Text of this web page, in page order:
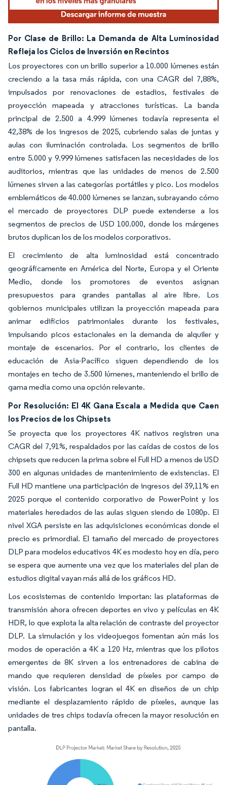
Por Clase de Brillo: La Demanda de Alta Luminosidad
Refleja los Ciclos de Inversión en Recintos
Los proyectores con un brillo superior a 10.000 lúmenes están
creciendo a la tasa más rápida, con una CAGR del 7,88%,
impulsados por renovaciones de estadios, festivales de
proyección mapeada y atracciones turísticas. La banda
principal de 2.500 a 4.999 lúmenes todavía representa el
42,38% de los ingresos de 2025, cubriendo salas de juntas y
aulas con iluminación controlada. Los segmentos de brillo
entre 5.000 y 9.999 lúmenes satisfacen las necesidades de los
auditorios, mientras que las unidades de menos de 2.500
lúmenes sirven a las categorías portátiles y pico. Los modelos
emblemáticos de 40.000 lúmenes se lanzan, subrayando cómo
el mercado de proyectores DLP puede extenderse a los
segmentos de precios de USD 100.000, donde los márgenes
brutos duplican los de los modelos corporativos.
El crecimiento de alta luminosidad está concentrado
geográficamente en América del Norte, Europa y el Oriente
Medio, donde los promotores de eventos asignan
presupuestos para grandes pantallas al aire libre. Los
gobiernos municipales utilizan la proyección mapeada para
animar edificios patrimoniales durante los festivales,
impulsando picos estacionales en la demanda de alquiler y
montaje de escenarios. Por el contrario, los clientes de
educación de Asia-Pacífico siguen dependiendo de los
montajes en techo de 3.500 lúmenes, manteniendo el brillo de
gama media como una opción relevante.
Por Resolución: El 4K Gana Escala a Medida que Caen
los Precios de los Chipsets
Se proyecta que los proyectores 4K nativos registren una
CAGR del 7,91%, respaldados por las caídas de costos de los
chipsets que reducen la prima sobre el Full HD a menos de USD
300 en algunas unidades de mantenimiento de existencias. El
Full HD mantiene una participación de ingresos del 39,11% en
2025 porque el contenido corporativo de PowerPoint y los
materiales heredados de las aulas siguen siendo de 1080p. El
nivel XGA persiste en las adquisiciones económicas donde el
precio es primordial. El tamaño del mercado de proyectores
DLP para modelos educativos 4K es modesto hoy en día, pero
se espera que aumente una vez que los materiales del plan de
estudios digital vayan más allá de los gráficos HD.
Los ecosistemas de contenido importan: las plataformas de
transmisión ahora ofrecen deportes en vivo y películas en 4K
HDR, lo que explota la alta relación de contraste del proyector
DLP. La simulación y los videojuegos fomentan aún más los
modos de operación a 4K a 120 Hz, mientras que los pilotos
emergentes de 8K sirven a los entrenadores de cabina de
mando que requieren densidad de píxeles por campo de
visión. Los fabricantes logran el 4K en diseños de un chip
mediante el desplazamiento rápido de píxeles, aunque las
unidades de tres chips todavía ofrecen la mayor resolución en
pantalla.